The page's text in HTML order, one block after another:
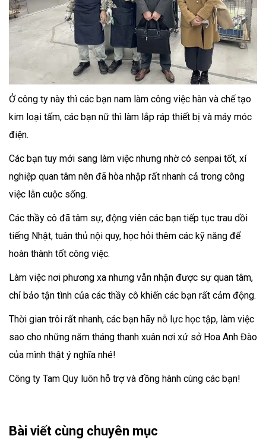
Ở công ty này thì các bạn nam làm công việc hàn và chế tạo
kim loại tấm, các bạn nữ thì làm lắp ráp thiết bị và máy móc
điện.
Các bạn tuy mới sang làm việc nhưng nhờ có senpai tốt, xí
nghiệp quan tâm nên đã hòa nhập rất nhanh cả trong công
việc lẫn cuộc sống.
Các thầy cô đã tâm sự, động viên các bạn tiếp tục trau dồi
tiếng Nhật, tuân thủ nội quy, học hỏi thêm các kỹ năng để
hoàn thành tốt công việc.
Làm việc nơi phương xa nhưng vẫn nhận được sự quan tâm,
chỉ bảo tận tình của các thầy cô khiến các bạn rất cảm động.
Thời gian trôi rất nhanh, các bạn hãy nỗ lực học tập, làm việc
sao cho những năm tháng thanh xuân nơi xứ sở Hoa Anh Đào
của mình thật ý nghĩa nhé!
Công ty Tam Quy luôn hỗ trợ và đồng hành cùng các bạn!
Bài viết cùng chuyên mục